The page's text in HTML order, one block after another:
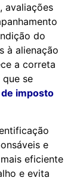
avaliações
do
à alienação
a correta
se
imposto
e
eficiente
e evita